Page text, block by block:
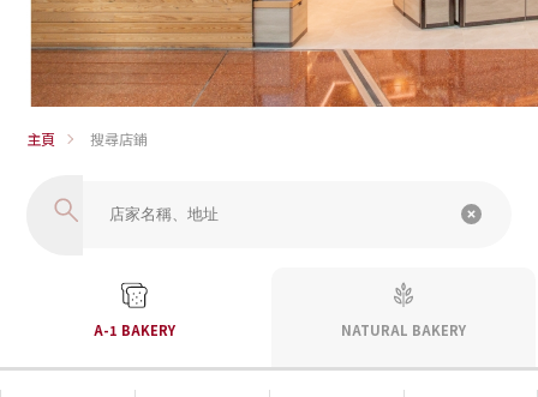
主頁 搜尋店鋪
A-1 BAKERY NATURAL BAKERY